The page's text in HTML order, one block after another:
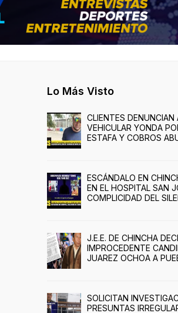
Lo Más Visto
CLIENTES DENUNCIAN
VEHICULAR YONDA
ESTAFA Y COBROS
ESCÁNDALO EN
EN EL HOSPITAL SAN
COMPLICIDAD DEL
J.E.E. DE CHINCHA
IMPROCEDENTE
JUAREZ OCHOA A
SOLICITAN
PRESUNTAS